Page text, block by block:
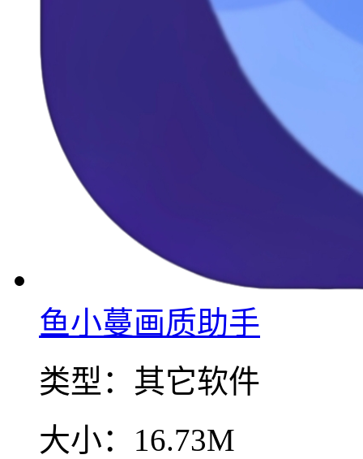
鱼小蔓画质助手
类型： 其它软件
大小： 16.73M